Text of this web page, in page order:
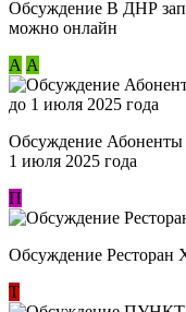
Обсуждение В ДНР
можно онлайн
А А
Обсуждение Абоненты
1 июля 2025 года
П
Обсуждение Ресторан
Т